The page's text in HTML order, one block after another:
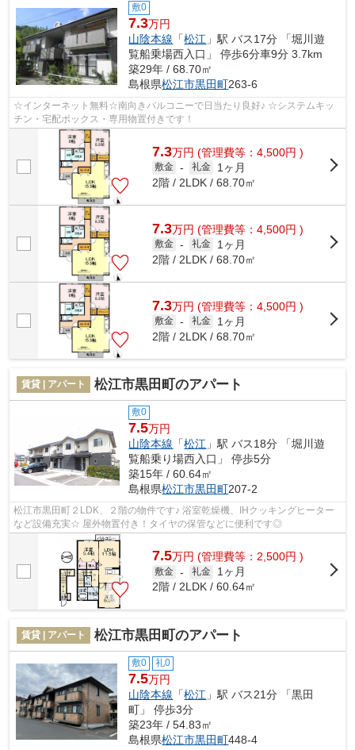
敷0
7.3万円
山陰本線 「松江 」駅 バス17分 「堀川遊
覧船乗場西入口」 停歩6分車9分 3.7km
築29年 / 68.70㎡
島根県松江市黒田町263-6
☆インターネット無料☆南向きバルコニーで日当たり良好♪ ☆システムキッ
チン・宅配ボックス・専用物置付きです！
7.3万円 (管理費等：4,500円 )
敷金 - 礼金
1ヶ月
2階 / 2LDK / 68.70㎡
7.3万円 (管理費等：4,500円 )
敷金 - 礼金
1ヶ月
2階 / 2LDK / 68.70㎡
7.3万円 (管理費等：4,500円 )
敷金 - 礼金
1ヶ月
2階 / 2LDK / 68.70㎡
賃貸 | アパート 松江市黒田町のアパート
敷0
7.5万円
山陰本線 「松江 」駅 バス18分 「堀川遊
覧船乗り場西入口」 停歩5分
築15年 / 60.64㎡
島根県松江市黒田町207-2
松江市黒田町２LDK、２階の物件です♪ 浴室乾燥機、IHクッキングヒーター
など設備充実☆ 屋外物置付き！タイヤの保管などに便利です◎
7.5万円 (管理費等：2,500円 )
敷金 - 礼金
1ヶ月
2階 / 2LDK / 60.64㎡
賃貸 | アパート 松江市黒田町のアパート
敷0 礼0
7.5万円
山陰本線 「松江 」駅 バス21分 「黒田
町」 停歩3分
築23年 / 54.83㎡
島根県松江市黒田町448-4